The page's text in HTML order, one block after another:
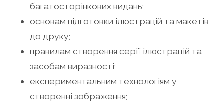
багатосторінкових видань;
основам підготовки ілюстрацій та макетів
до друку;
правилам створення серії ілюстрацій та
засобам виразності;
експериментальним технологіям у
створенні зображення;